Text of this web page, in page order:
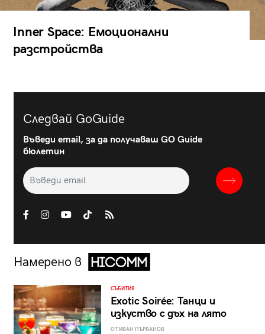
Inner Space: Емоционални
разстройства
Следвай GoGuide
Въведи email, за да получаваш GO Guide
бюлетин
Намерено в
СЪБИТИЯ
Exotic Soirée: Танци и
изкуство с дъх на лято
ОТ ИВАН ПЪРВАНОВ